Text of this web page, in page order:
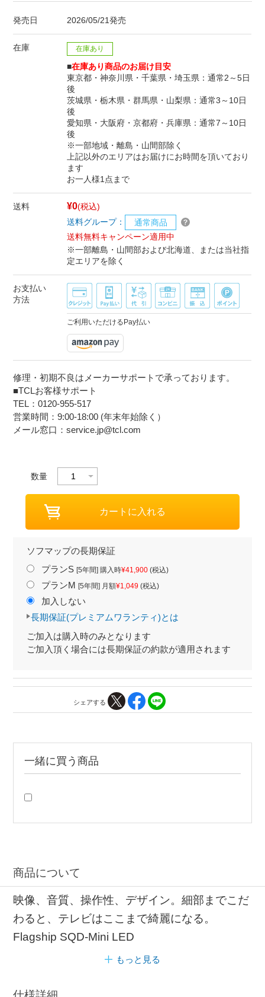
発売日 2026/05/21発売
在庫 在庫あり
■在庫あり商品のお届け目安
東京都・神奈川県・千葉県・埼玉県：通常2～5日
後
茨城県・栃木県・群馬県・山梨県：通常3～10日
後
愛知県・大阪府・京都府・兵庫県：通常7～10日
後
※一部地域・離島・山間部除く
上記以外のエリアはお届けにお時間を頂いており
ます
お一人様1点まで
送料 ¥0(税込)
送料グループ：
通常商品
送料無料キャンペーン適用中
※一部離島・山間部および北海道、または当社指
定エリアを除く
お支払い
方法
ご利用いただけるPay払い
修理・初期不良はメーカーサポートで承っております。
■TCLお客様サポート
TEL：0120-955-517
営業時間：9:00-18:00 (年末年始除く）
メール窓口：service.jp@tcl.com
数量
ソフマップの長期保証
プランS [5年間] 購入時¥41,900(税込)
プランM [5年間] 月額¥1,049(税込)
加入しない
長期保証(プレミアムワランティ)とは
ご加入は購入時のみとなります
ご加入頂く場合には長期保証の約款が適用されます
シェアする
一緒に買う商品
商品について
映像、音質、操作性、デザイン。細部までこだ
わると、テレビはここまで綺麗になる。
Flagship SQD-Mini LED
もっと見る